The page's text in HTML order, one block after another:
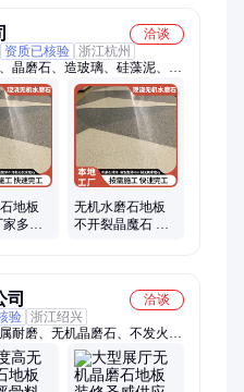
洽谈
资质已核验 浙江杭州
晶磨石、造玻璃、硅藻泥、金
洗米石、白石子、烘干砂、自
鹅卵石、石英砂、防滑船、水
颗粒沙
地板
家多年
无机水磨石地板
不开裂晶魔石 可
司
洽谈
验 浙江绍兴
耐磨、无机晶磨石、不发火防